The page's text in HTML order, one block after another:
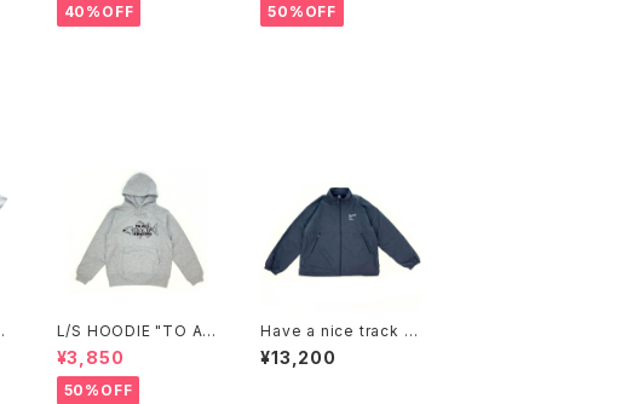
40%OFF 50%OFF
L/S HOODIE "TO AL
L ANGLERS"(GRAY)
¥3,850
50%OFF
Have a nice track ja
cket (Blue)
¥13,200